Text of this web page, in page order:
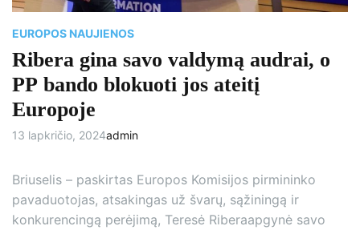
i
EUROPOS NAUJIENOS
Ribera gina savo valdymą audrai, o
PP bando blokuoti jos ateitį
Europoje
13 lapkričio, 2024admin
Briuselis – paskirtas Europos Komisijos pirmininko
pavaduotojas, atsakingas už švarų, sąžiningą ir
konkurencingą perėjimą, Teresė Riberaapgynė savo